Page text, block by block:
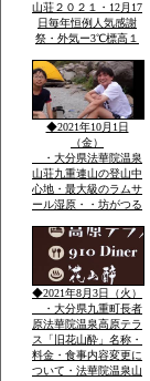
山荘２０２１・12月17
日毎年恒例人気感謝
祭・外気ー3℃標高１
全国から50数名山荘で
年忘れ爆笑感謝祭
◆2021年10月1日
（金）
・大分県法華院温泉
山荘九重連山の登山中
心地・最大級のラムサ
ール湿原・・坊がつる
山者に山をインタビュ
ウ
◆2021年8月3日（火）
・大分県九重町長者
原法華院温泉高原テラ
ス「旧花山酔」名称・
料金・食事内容変更に
ついて・法華院温泉山